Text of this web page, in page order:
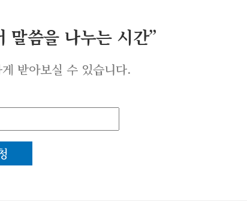
말씀을 나누는 시간”
받아보실 수 있습니다.